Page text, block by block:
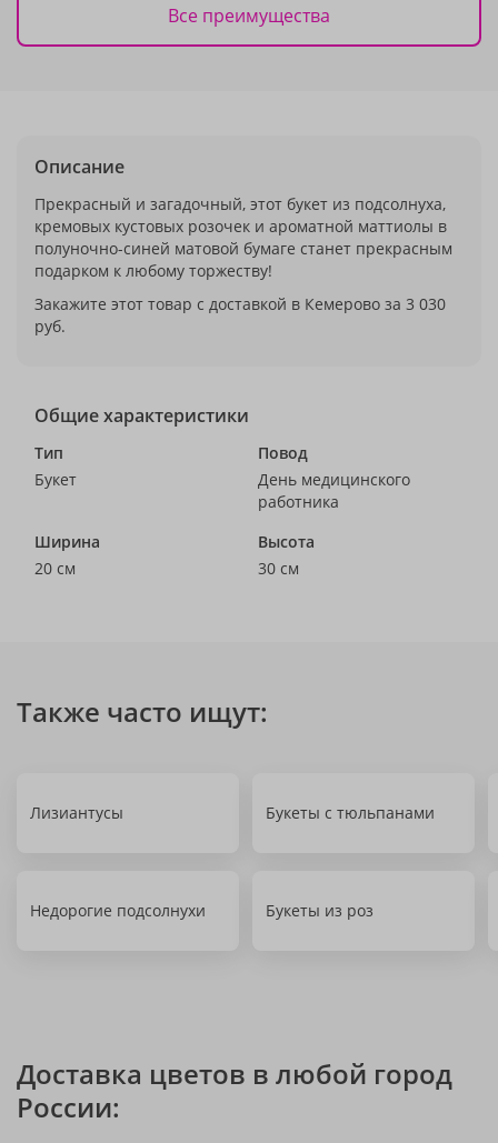
Все преимущества
Описание
Прекрасный и загадочный, этот букет из подсолнуха,
кремовых кустовых розочек и ароматной маттиолы в
полуночно-синей матовой бумаге станет прекрасным
подарком к любому торжеству!
Закажите этот товар с доставкой в Кемерово за 3 030
руб.
Общие характеристики
Тип
Букет
Повод
День медицинского
работника
Ширина
20 см
Высота
30 см
Также часто ищут:
Лизиантусы Букеты с тюльпанами
Недорогие подсолнухи Букеты из роз
Доставка цветов в любой город
России: